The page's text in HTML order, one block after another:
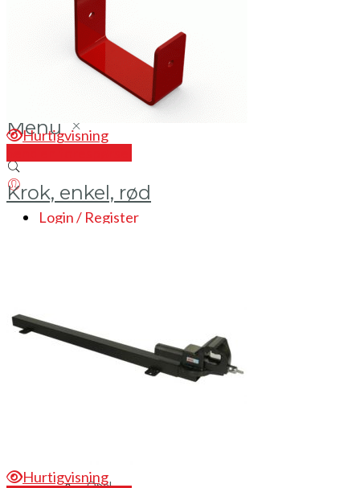
Login / Register
Menu
Login / Register
Hyundai
Opel
Hurtigvisning
Krok, enkel, rød
Hurtigvisning